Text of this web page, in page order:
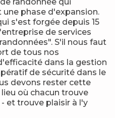
phase d'expansion.
s'est forgée depuis 15
de services
S'il nous faut
de tous nos
dans la gestion
de sécurité dans le
devons rester cette
où chacun trouve
et trouve plaisir à l'y